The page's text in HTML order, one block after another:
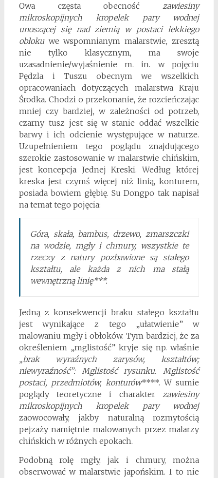
Owa częsta obecnośćzawiesiny
mikroskopijnych kropelek pary wodnej
unoszącej się nad ziemią w postaci lekkiego
obłokuwe wspomnianym malarstwie, zresztą
nie tylko klasycznym, ma swoje
uzasadnienie/wyjaśnienie m. in. w pojęciu
Pędzla i Tuszu obecnym we wszelkich
opracowaniach dotyczących malarstwa Kraju
Środka. Chodzi o przekonanie, że rozcieńczając
mniej czy bardziej, w zależności od potrzeb,
czarny tusz jest się w stanie oddać wszelkie
barwy i ich odcienie występujące w naturze.
Uzupełnieniem tego poglądu znajdującego
szerokie zastosowanie w malarstwie chińskim,
jest koncepcja Jednej Kreski. Według której
kreska jest czymś więcej niż linią, konturem,
posiada bowiem głębię. Su Dongpo tak napisał
na temat tego pojęcia:
Góra, skała, bambus, drzewo, zmarszczki
na wodzie, mgły i chmury, wszystkie te
rzeczy z natury pozbawione są stałego
kształtu, ale każda z nich ma stałą
wewnętrzną linię***.
Jedną z konsekwencji braku stałego kształtu
jest wynikające z tego „ułatwienie” w
malowaniu mgły i obłoków. Tym bardziej, że za
określeniem „mglistość” kryje się np. właśnie
„brak wyraźnych zarysów, kształtów;
niewyraźność”: Mglistość rysunku. Mglistość
postaci, przedmiotów, konturów****. W sumie
poglądy teoretyczne i charakterzawiesiny
mikroskopijnych kropelek pary wodnej
zaowocowały, jakby naturalną rozmytością
pejzaży namiętnie malowanych przez malarzy
chińskich w różnych epokach.
Podobną rolę mgły, jak i chmury, można
obserwować w malarstwie japońskim. I to nie